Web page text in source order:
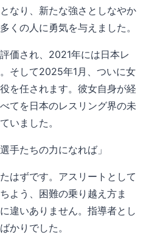
なり、新たな強さとしなやか
くの人に勇気を与えました。
価され、2021年には日本レ
そして2025年1月、ついに女
を任されます。彼女自身が経
てを日本のレスリング界の未
いました。
手たちの力になれば」
はずです。アスリートとして
よう、困難の乗り越え方ま
違いありません。指導者とし
かりでした。